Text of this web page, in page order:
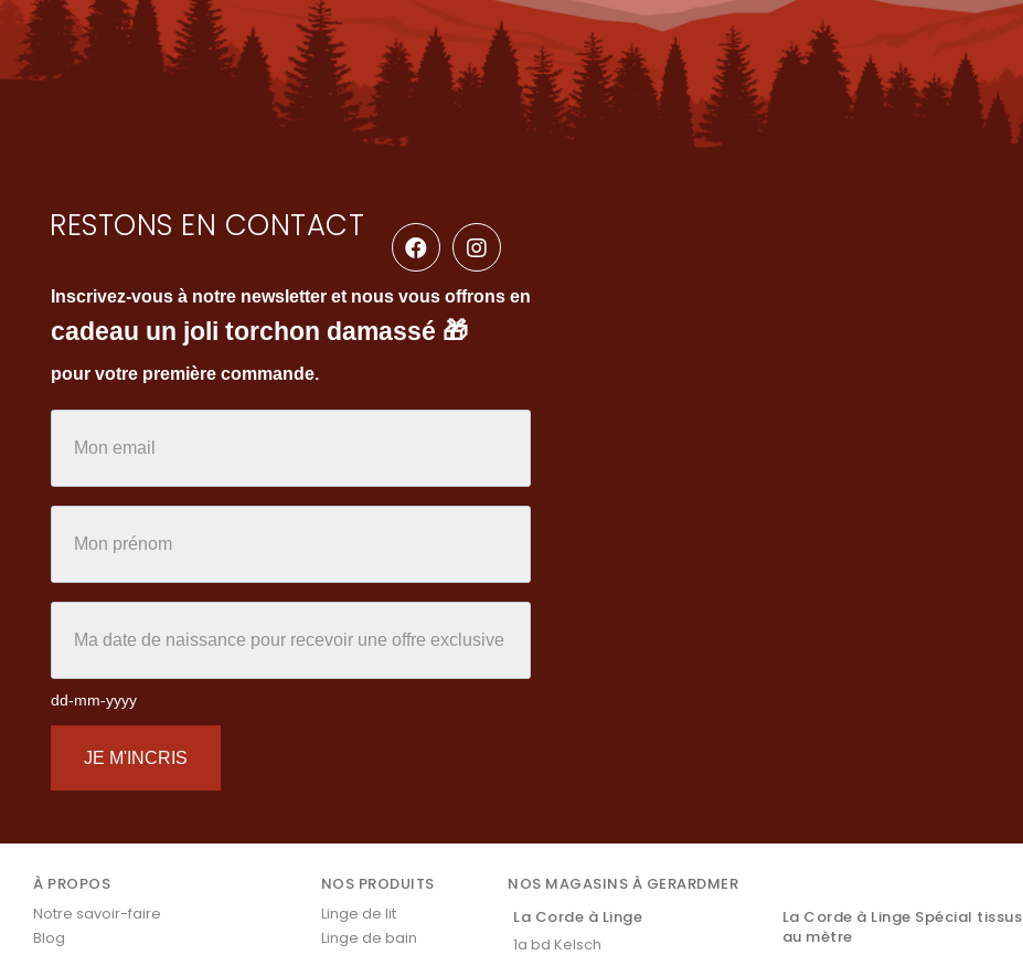
RESTONS EN CONTACT
Inscrivez-vous à notre newsletter et nous vous offrons en
cadeau un joli torchon damassé 🎁
pour votre première commande.
dd-mm-yyyy
JE M'INCRIS
À PROPOS
Notre savoir-faire
Blog
NOS PRODUITS
Linge de lit
Linge de bain
NOS MAGASINS À GERARDMER
La Corde à Linge
1a bd Kelsch
La Corde à Linge Spécial tissus
au mètre